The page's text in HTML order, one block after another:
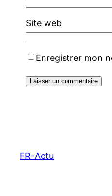
Site web
Enregistrer mon
FR-Actu